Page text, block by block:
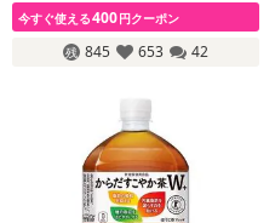
今すぐ使える400円クーポン
845 653 42